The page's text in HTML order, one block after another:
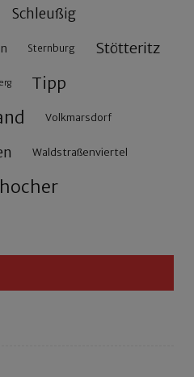
Schleußig
Sternburg Stötteritz
Tipp
Volkmarsdorf
Waldstraßenviertel